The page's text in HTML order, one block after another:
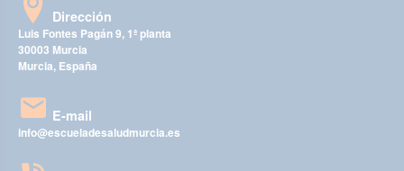
Dirección
Luis Fontes Pagán 9, 1ª planta
30003 Murcia
Murcia, España
E-mail
info@escueladesaludmurcia.es